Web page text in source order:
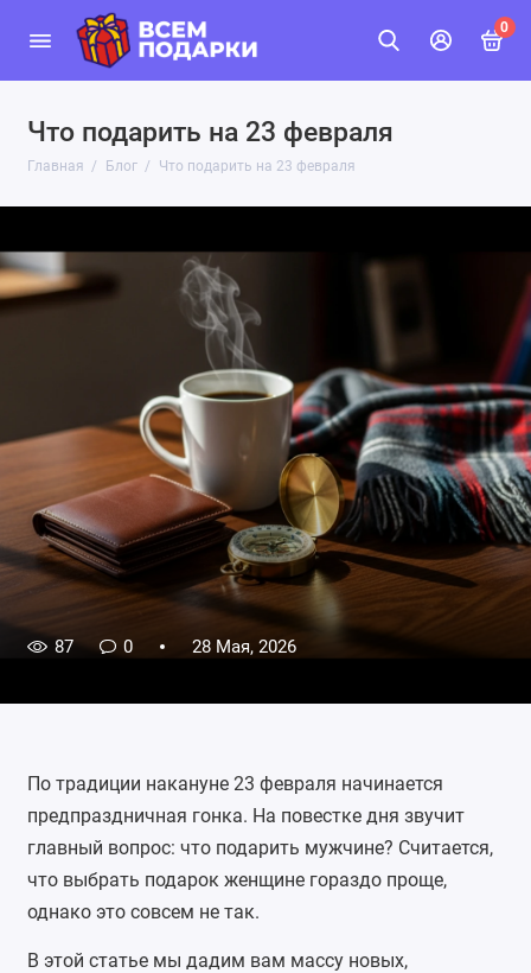
0
Что подарить на 23 февраля
Главная Блог Что подарить на 23 февраля
87 0 28 Мая, 2026
По традиции накануне 23 февраля начинается
предпраздничная гонка. На повестке дня звучит
главный вопрос: что подарить мужчине? Считается,
что выбрать подарок женщине гораздо проще,
однако это совсем не так.
В этой статье мы дадим вам массу новых,